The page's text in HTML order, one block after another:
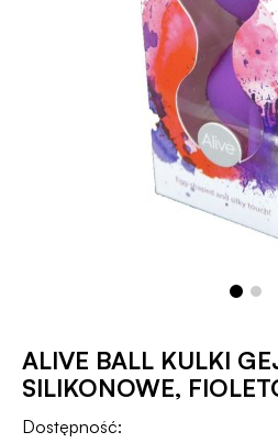
ALIVE BALL KULKI
SILIKONOWE,
Dostępność: